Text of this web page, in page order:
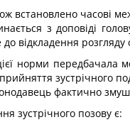
встановлено часові
з доповіді
відкладення
норми передбачала
зустрічного
фактично
зустрічного позову є: